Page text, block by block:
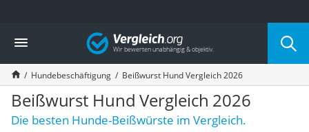
Die beliebtesten Vergleiche nach Kategorie
Drogerie
Inhalator
Haarschneider
Rollator
Braun Rasierer
Katzenklappe (Chip)
Vergleich
Hundebeschäftigung Beißwurst Hund Vergleich 2026
Beißwurst Hund Vergleich 2026
Die besten Hunde-Beißwürste im Vergleich.